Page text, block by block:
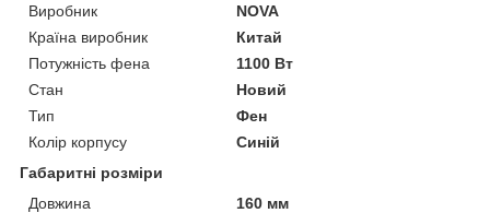
Виробник
NOVA
Країна виробник
Китай
Потужність фена
1100 Вт
Стан
Новий
Тип
Фен
Колір корпусу
Синій
Габаритні розміри
Довжина
160 мм